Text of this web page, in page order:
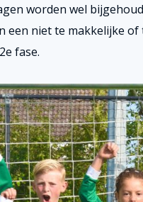
worden wel
een niet te makkelijke
fase.